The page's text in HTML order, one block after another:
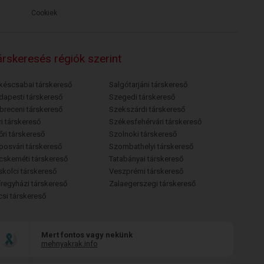
Cookiek
régiók szerint
társkereső
társkereső
társkereső
társkereső
társkereső
társkereső
társkereső
társkereső
társkereső
társkereső
Salgótarjáni társkereső
Szegedi társkereső
Szekszárdi társkereső
Székesfehérvári társkereső
Szolnoki társkereső
Szombathelyi társkereső
Tatabányai társkereső
Veszprémi társkereső
Zalaegerszegi társkereső
Mert fontos vagy nekünk
mehnyakrak.info